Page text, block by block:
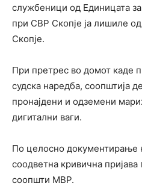
службеници од Единицата
при СВР Скопје ја лишиле
Скопје.
При претрес во домот каде
судска наредба, соопштија
пронајдени и одземени
дигитални ваги.
По целосно документирање
соодветна кривична пријава
соопшти МВР.